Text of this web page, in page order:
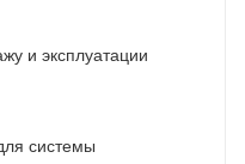
и эксплуатации
системы